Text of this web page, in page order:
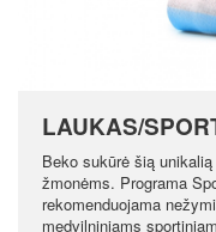
LAUKAS/
Beko sukūrė šią
žmonėms. Programa
rekomenduojama
medvilniniams